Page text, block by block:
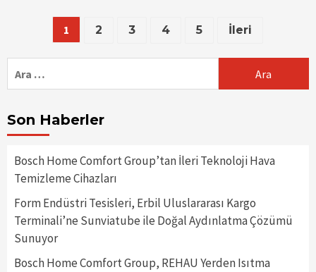
Yazı
gezinmesi
1 2 3 4 5 İleri
Son Haberler
Bosch Home Comfort Group’tan İleri Teknoloji Hava
Temizleme Cihazları
Form Endüstri Tesisleri, Erbil Uluslararası Kargo
Terminali’ne Sunviatube ile Doğal Aydınlatma Çözümü
Sunuyor
Bosch Home Comfort Group, REHAU Yerden Isıtma